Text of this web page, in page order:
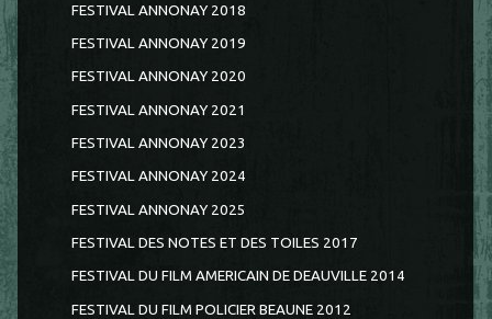
FESTIVAL ANNONAY 2018
FESTIVAL ANNONAY 2019
FESTIVAL ANNONAY 2020
FESTIVAL ANNONAY 2021
FESTIVAL ANNONAY 2023
FESTIVAL ANNONAY 2024
FESTIVAL ANNONAY 2025
FESTIVAL DES NOTES ET DES TOILES 2017
FESTIVAL DU FILM AMERICAIN DE DEAUVILLE 2014
FESTIVAL DU FILM POLICIER BEAUNE 2012